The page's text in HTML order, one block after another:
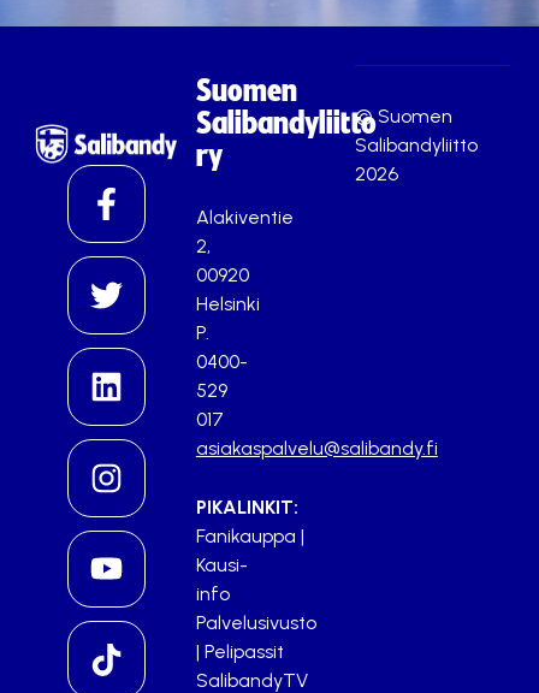
Suomen
Salibandyliitto
ry
Alakiventie
2,
00920
Helsinki
P.
0400-
529
017
asiakaspalvelu@salibandy.fi
PIKALINKIT:
Fanikauppa |
Kausi-
info
Palvelusivusto
| Pelipassit
SalibandyTV
© Suomen
Salibandyliitto
2026